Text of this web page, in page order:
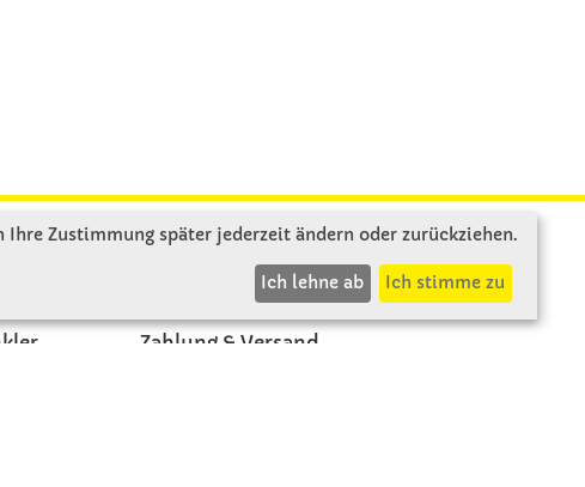
Zahlung & Versand
Zustimmung später jederzeit ändern oder zurückziehen.
Ich lehne ab Ich stimme zu